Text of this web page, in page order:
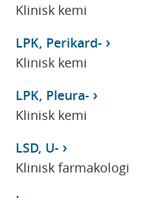
Klinisk kemi
LPK, Perikard-
Klinisk kemi
LPK, Pleura-
Klinisk kemi
LSD, U-
Klinisk farmakologi